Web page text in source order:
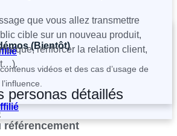
(Bientôt)
vidéos et des cas d’usage de
que vous allez transmettre
cible sur un nouveau produit,
renforcer la relation client,
personas détaillés
référencement